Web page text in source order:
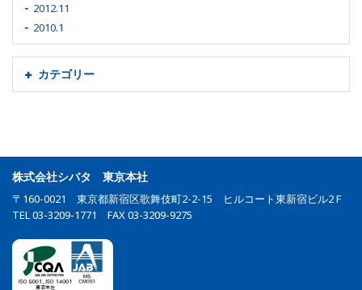
2012.11
2010.1
カテゴリー
株式会社シバタ 東京本社
〒160-0021 東京都新宿区歌舞伎町2-2-15 ヒルコート東新宿ビル2Ｆ
TEL 03-3209-1771 FAX 03-3209-9275